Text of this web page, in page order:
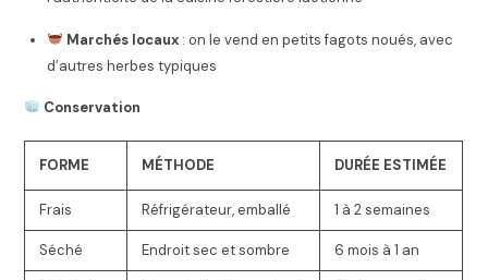
Marchés locaux : on le vend en petits fagots noués, avec
d’autres herbes typiques
Conservation
FORME MÉTHODE DURÉE ESTIMÉE
Frais Réfrigérateur, emballé 1 à 2 semaines
Séché Endroit sec et sombre 6 mois à 1 an